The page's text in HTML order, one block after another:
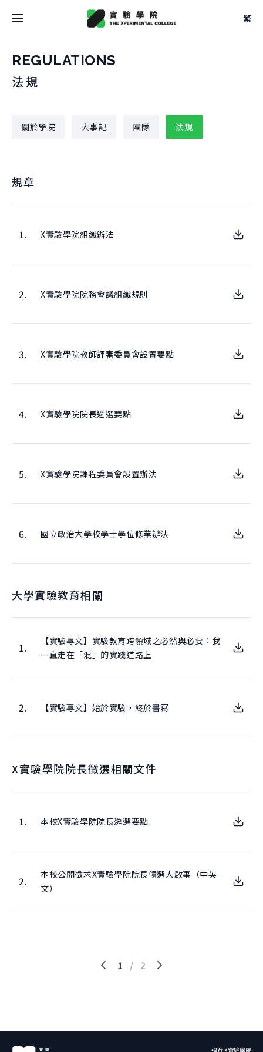
繁
最新消息
關於學院
關於空間
設計
駐地
借用
文件
團隊
關於課程
關於課程
關於實驗
學生實驗
REGULATIONS
法規
關於學院 大事記 團隊 法規
規章
1. X實驗學院組織辦法
2. X實驗學院院務會議組織規則
3. X實驗學院教師評審委員會設置要點
4. X實驗學院院長遴選要點
5. X實驗學院課程委員會設置辦法
6. 國立政治大學校學士學位修業辦法
大學實驗教育相關
1.
【實驗專文】實驗教育跨領域之必然與必要：我
一直走在「混」的實踐道路上
2. 【實驗專文】始於實驗，終於書寫
X實驗學院院長徵選相關文件
1. 本校X實驗學院院長遴選要點
2.
本校公開徵求X實驗學院院長候選人啟事（中英
文）
1 / 2
追蹤 X實驗學院